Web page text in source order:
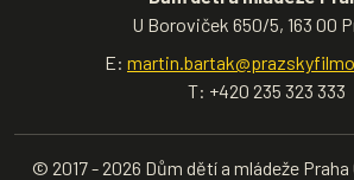
U Boroviček 650/5, 163 00
E:
T: +420 235 323 333
© 2017 - 2026 Dům dětí a mládeže